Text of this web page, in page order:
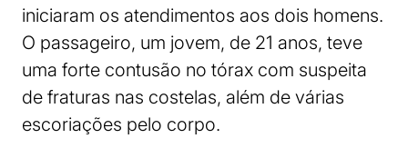
iniciaram os atendimentos aos dois homens.
O passageiro, um jovem, de 21 anos, teve
uma forte contusão no tórax com suspeita
de fraturas nas costelas, além de várias
escoriações pelo corpo.